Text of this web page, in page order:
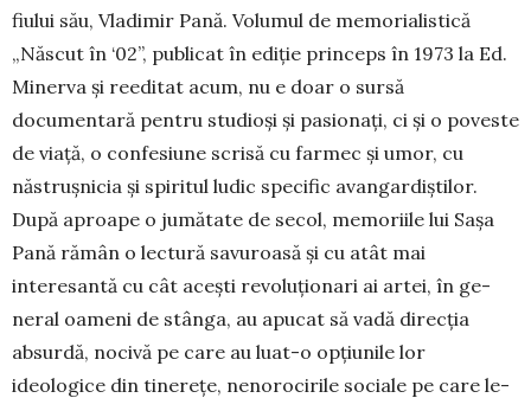
fiului său, Vladimir Pană. Volumul de memorialistică
„Născut în ‘02”, publicat în ediție princeps în 1973 la Ed.
Minerva și reeditat acum, nu e doar o sursă
documentară pentru studioși și pasionați, ci și o poveste
de viață, o confesiune scrisă cu farmec și umor, cu
năstrușnicia și spiritul ludic specific avan­gar­diștilor.
După aproape o jumătate de secol, memoriile lui Sașa
Pană ră­mân o lectură savuroasă și cu atât mai
interesantă cu cât acești revoluționari ai artei, în ge­
neral oameni de stânga, au apu­cat să vadă direcția
absur­dă, nocivă pe care au luat-o op­țiunile lor
ideologice din ti­nerețe, nenorocirile sociale pe care le-